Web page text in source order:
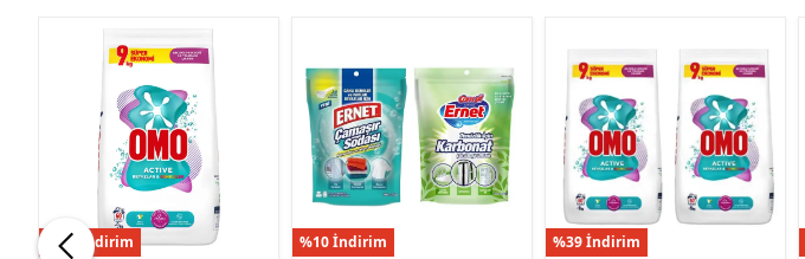
%29 İndirim %10 İndirim %39 İndirim